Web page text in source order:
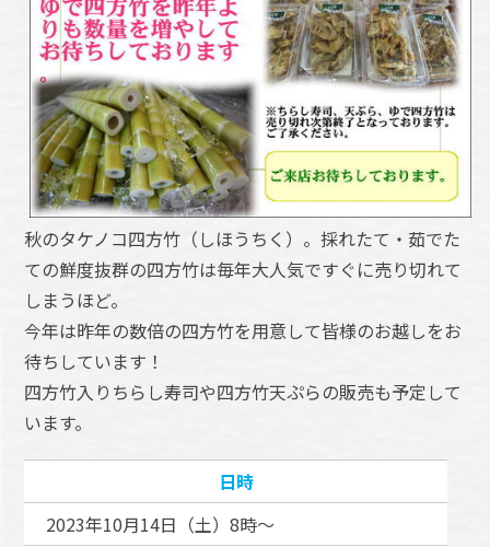
秋のタケノコ四方竹（しほうちく）。採れたて・茹でた
ての鮮度抜群の四方竹は毎年大人気ですぐに売り切れて
しまうほど。
今年は昨年の数倍の四方竹を用意して皆様のお越しをお
待ちしています！
四方竹入りちらし寿司や四方竹天ぷらの販売も予定して
います。
日時
2023年10月14日（土）8時～